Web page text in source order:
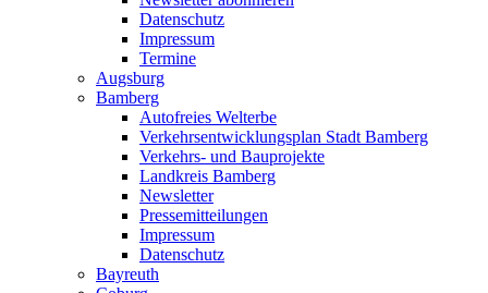
Datenschutz
Impressum
Termine
Augsburg
Bamberg
Autofreies Welterbe
Verkehrsentwicklungsplan Stadt Bamberg
Verkehrs- und Bauprojekte
Landkreis Bamberg
Newsletter
Pressemitteilungen
Impressum
Datenschutz
Bayreuth